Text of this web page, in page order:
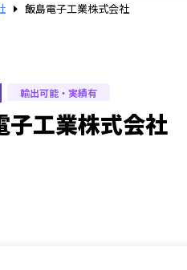
飯島電子工業株式会社
輸出可能・実績有
子工業株式会社